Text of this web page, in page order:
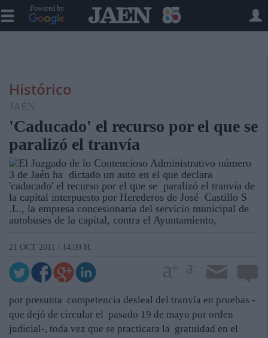
Powered by
Histórico
JAÉN
'Caducado' el recurso por el que se
paralizó el tranvía
El Juzgado de lo Contencioso Administrativo número
3 de Jaén ha dictado un auto en el que declara
'caducado' el recurso por el que se paralizó el tranvía de
la capital interpuesto por Herederos de José Castillo S
.L., la empresa concesionaria del servicio municipal de
autobuses de la capital, contra el Ayuntamiento,
21 OCT 2011 / 14:09 H.
por presunta competencia desleal del tranvía en pruebas -
que dejó de circular el pasado 19 de mayo por orden
judicial-, toda vez que se practicara la gratuidad en el